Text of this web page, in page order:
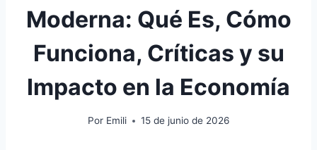
Moderna: Qué Es, Cómo
Funciona, Críticas y su
Impacto en la Economía
Por Emili 15 de junio de 2026